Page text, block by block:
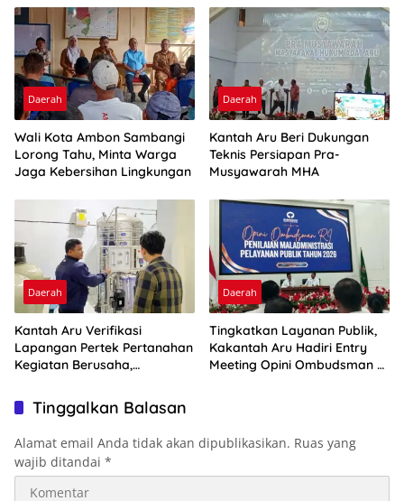
Daerah
Wali Kota Ambon Sambangi
Lorong Tahu, Minta Warga
Jaga Kebersihan Lingkungan
Daerah
Kantah Aru Beri Dukungan
Teknis Persiapan Pra-
Musyawarah MHA
Daerah
Kantah Aru Verifikasi
Lapangan Pertek Pertanahan
Kegiatan Berusaha,
Daerah
Tingkatkan Layanan Publik,
Kakantah Aru Hadiri Entry
Meeting Opini Ombudsman RI
Tinggalkan Balasan
Alamat email Anda tidak akan dipublikasikan. Ruas yang
wajib ditandai *